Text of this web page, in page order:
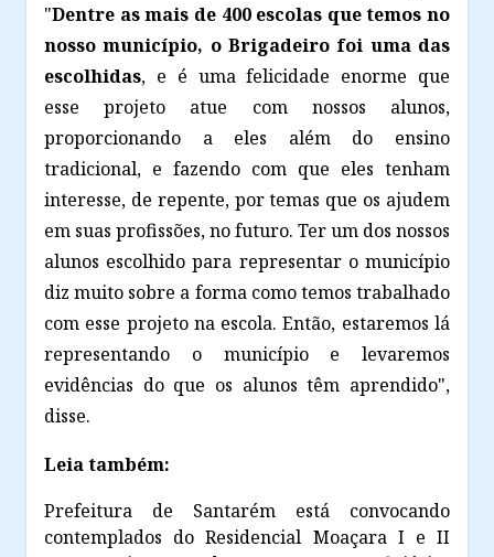
"Dentre as mais de 400 escolas que temos no
nosso município, o Brigadeiro foi uma das
escolhidas, e é uma felicidade enorme que
esse projeto atue com nossos alunos,
proporcionando a eles além do ensino
tradicional, e fazendo com que eles tenham
interesse, de repente, por temas que os ajudem
em suas profissões, no futuro. Ter um dos nossos
alunos escolhido para representar o município
diz muito sobre a forma como temos trabalhado
com esse projeto na escola. Então, estaremos lá
representando o município e levaremos
evidências do que os alunos têm aprendido",
disse.
Leia também:
Prefeitura de Santarém está convocando
contemplados do Residencial Moaçara I e II